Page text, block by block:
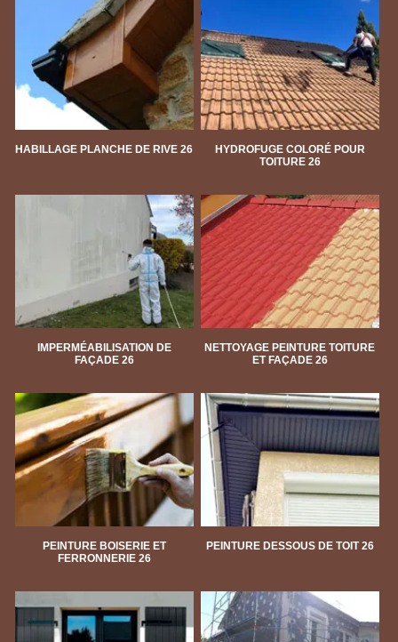
HABILLAGE PLANCHE DE RIVE 26
HYDROFUGE COLORÉ POUR
TOITURE 26
IMPERMÉABILISATION DE
FAÇADE 26
NETTOYAGE PEINTURE TOITURE
ET FAÇADE 26
PEINTURE BOISERIE ET
FERRONNERIE 26
PEINTURE DESSOUS DE TOIT 26